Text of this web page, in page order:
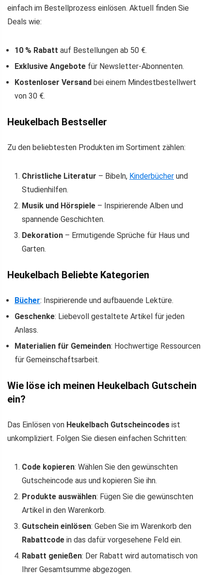
einfach im Bestellprozess einlösen. Aktuell finden Sie
Deals wie:
10 % Rabatt auf Bestellungen ab 50 €.
Exklusive Angebote für Newsletter-Abonnenten.
Kostenloser Versand bei einem Mindestbestellwert
von 30 €.
Heukelbach Bestseller
Zu den beliebtesten Produkten im Sortiment zählen:
Christliche Literatur – Bibeln, Kinderbücher und
Studienhilfen.
Musik und Hörspiele – Inspirierende Alben und
spannende Geschichten.
Dekoration – Ermutigende Sprüche für Haus und
Garten.
Heukelbach Beliebte Kategorien
Bücher: Inspirierende und aufbauende Lektüre.
Geschenke: Liebevoll gestaltete Artikel für jeden
Anlass.
Materialien für Gemeinden: Hochwertige Ressourcen
für Gemeinschaftsarbeit.
Wie löse ich meinen Heukelbach Gutschein
ein?
Das Einlösen von Heukelbach Gutscheincodes ist
unkompliziert. Folgen Sie diesen einfachen Schritten:
Code kopieren: Wählen Sie den gewünschten
Gutscheincode aus und kopieren Sie ihn.
Produkte auswählen: Fügen Sie die gewünschten
Artikel in den Warenkorb.
Gutschein einlösen: Geben Sie im Warenkorb den
Rabattcode in das dafür vorgesehene Feld ein.
Rabatt genießen: Der Rabatt wird automatisch von
Ihrer Gesamtsumme abgezogen.